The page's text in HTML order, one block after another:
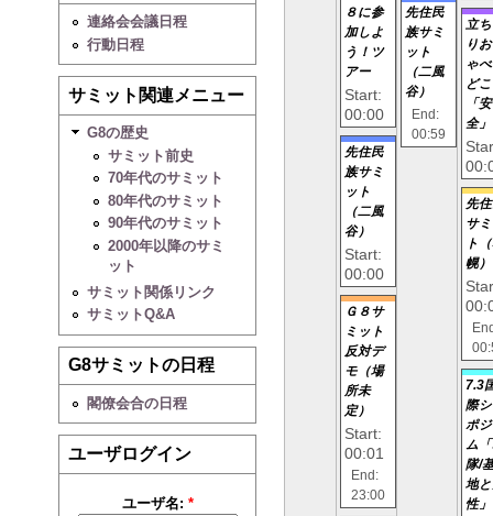
連絡会会議日程
行動日程
サミット関連メニュー
G8の歴史
サミット前史
70年代のサミット
80年代のサミット
90年代のサミット
2000年以降のサミ
ット
サミット関係リンク
サミットQ&A
G8サミットの日程
閣僚会合の日程
ユーザログイン
ユーザ名: *
８に参
加しよ
う！ツ
アー
Start:
00:00
先住民
族サミ
ット
（二風
谷）
Start:
00:00
Ｇ８サ
ミット
反対デ
モ（場
所未
定）
Start:
00:01
End:
23:00
先住民
族サミ
ット
（二風
谷）
End:
00:59
立
り
ゃ
ど
「安
全」
先
サ
ト
幌）
7.3
際
ポ
ム
隊/
地
性」